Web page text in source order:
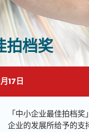
拍档奖
17日
这个页面的主要内容
「中小企业最佳拍档
企业的发展所给予的支